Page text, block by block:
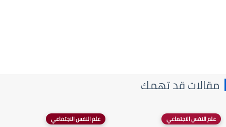
مقالات قد تهمك
علم النفس الاجتماعي علم النفس الاجتماعي